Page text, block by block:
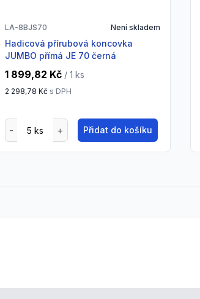
LA-8BJS70 Není skladem
Hadicová přírubová koncovka
JUMBO přímá JE 70 černá
1 899,82 Kč / 1 ks
2 298,78 Kč s DPH
Přidat do košíku